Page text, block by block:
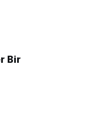
Bir